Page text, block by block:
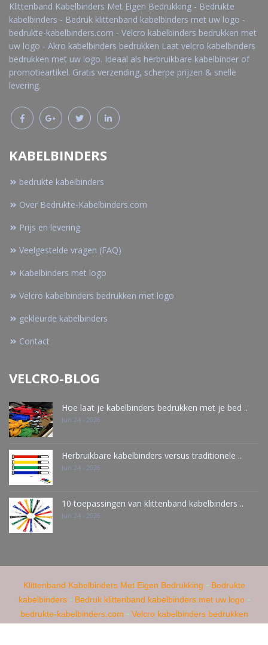
Klittenband Kabelbinders Met Eigen Bedrukking - Bedrukte
kabelbinders - Bedruk klittenband kabelbinders met uw logo -
bedrukte-kabelbinders.com - Velcro kabelbinders bedrukken met
uw logo - Akro kabelbinders bedrukken Laat velcro kabelbinders
bedrukken met uw logo. Ideaal als herbruikbare kabelbinder of
promotieartikel. Gratis verzending, scherpe prijzen & snelle
levering.
KABELBINDERS
bedrukte kabelbinders
Over Bedrukte-Kabelbinders.com
Prijs en levering
Veelgestelde vragen (FAQ)
Kabelbinders met logo
Velcro kabelbinders bedrukken met logo
gekleurde kabelbinders
Contact
VELCRO-BLOG
Hoe laat je kabelbinders bedrukken met je bed ..
Jun 24 - 2026
Herbruikbare kabelbinders versus traditionele ..
Jun 24 - 2026
10 toepassingen van klittenband kabelbinders ..
Jun 24 - 2026
Klittenband Kabelbinders Met Eigen Bedrukking - Bedrukte
kabelbinders- Bedruk klittenband kabelbinders met uw logo-
bedrukte-kabelbinders.com - Velcro kabelbinders bedrukken